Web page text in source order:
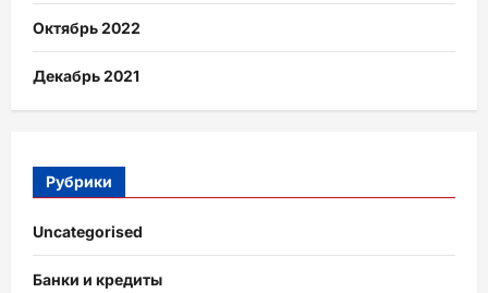
Октябрь 2022
Декабрь 2021
Рубрики
Uncategorised
Банки и кредиты